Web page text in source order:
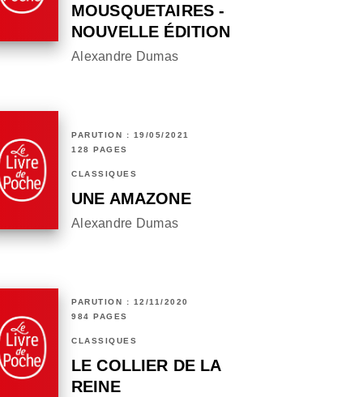
MOUSQUETAIRES -
NOUVELLE ÉDITION
Alexandre Dumas
PARUTION : 19/05/2021
128 PAGES
CLASSIQUES
UNE AMAZONE
Alexandre Dumas
PARUTION : 12/11/2020
984 PAGES
CLASSIQUES
LE COLLIER DE LA
REINE